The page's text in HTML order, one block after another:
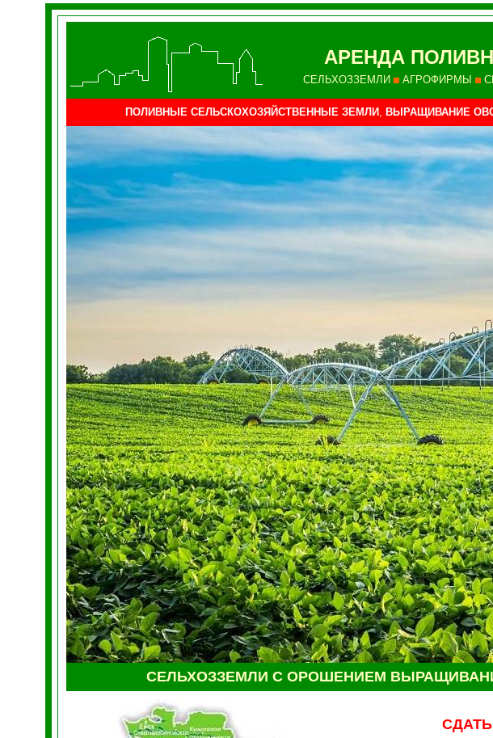
АРЕНДА
СЕЛЬХОЗЗЕМЛИ АГРОФИРМЫ
ПОЛИВНЫЕ СЕЛЬСКОХОЗЯЙСТВЕННЫЕ ЗЕМЛИ , ВЫРАЩИВАНИЕ
СЕЛЬХОЗЗЕМЛИ С ОРОШЕНИЕМ